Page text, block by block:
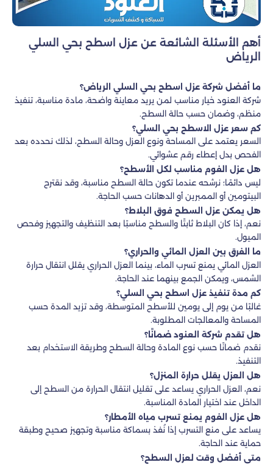
أهم الأسئلة الشائعة عن عزل اسطح بحي السلي
الرياض
ما أفضل شركة عزل اسطح بحي السلي الرياض؟
شركة العنود خيار مناسب لمن يريد معاينة واضحة، مادة مناسبة، تنفيذ
منظم، وضمان حسب حالة السطح.
كم سعر عزل الاسطح بحي السلي؟
السعر يعتمد على المساحة ونوع العزل وحالة السطح، لذلك نحدده بعد
الفحص بدل إعطاء رقم عشوائي.
هل عزل الفوم مناسب لكل الأسطح؟
ليس دائمًا؛ نرشحه عندما تكون حالة السطح مناسبة، وقد نقترح
البيتومين أو الممبرين أو الدهانات حسب الحاجة.
هل يمكن عزل السطح فوق البلاط؟
نعم، إذا كان البلاط ثابتًا والسطح مناسبًا بعد التنظيف والتجهيز وفحص
الميول.
ما الفرق بين العزل المائي والحراري؟
العزل المائي يمنع تسرب الماء، بينما العزل الحراري يقلل انتقال حرارة
الشمس، ويمكن الجمع بينهما عند الحاجة.
كم مدة تنفيذ عزل اسطح بحي السلي؟
غالبًا من يوم إلى يومين للأسطح المتوسطة، وقد تزيد المدة حسب
المساحة والمعالجات المطلوبة.
هل تقدم شركة العنود ضمانًا؟
نقدم ضمانًا حسب نوع المادة وحالة السطح وطريقة الاستخدام بعد
التنفيذ.
هل العزل يقلل حرارة المنزل؟
نعم، العزل الحراري يساعد على تقليل انتقال الحرارة من السطح إلى
الداخل عند اختيار المادة المناسبة.
هل عزل الفوم يمنع تسرب مياه الأمطار؟
يساعد على منع التسرب إذا نُفذ بسماكة مناسبة وتجهيز صحيح وطبقة
حماية عند الحاجة.
متى أفضل وقت لعزل السطح؟